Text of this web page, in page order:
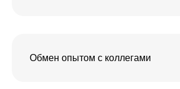
Обмен опытом с коллегами